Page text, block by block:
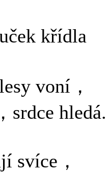
křídla
voní，
srdce hledá.
svíce，